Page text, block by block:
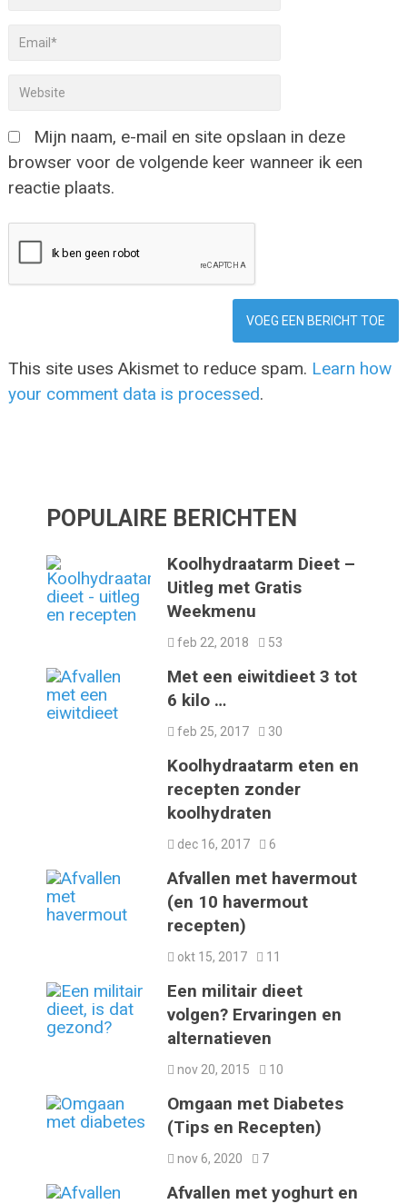
Mijn naam, e-mail en site opslaan in deze
browser voor de volgende keer wanneer ik een
reactie plaats.
This site uses Akismet to reduce spam. Learn how
your comment data is processed.
POPULAIRE BERICHTEN
Koolhydraatarm Dieet –
Uitleg met Gratis
Weekmenu
feb 22, 2018 53
Met een eiwitdieet 3 tot
6 kilo …
feb 25, 2017 30
Koolhydraatarm eten en
recepten zonder
koolhydraten
dec 16, 2017 6
Afvallen met havermout
(en 10 havermout
recepten)
okt 15, 2017 11
Een militair dieet
volgen? Ervaringen en
alternatieven
nov 20, 2015 10
Omgaan met Diabetes
(Tips en Recepten)
nov 6, 2020 7
Afvallen met yoghurt en